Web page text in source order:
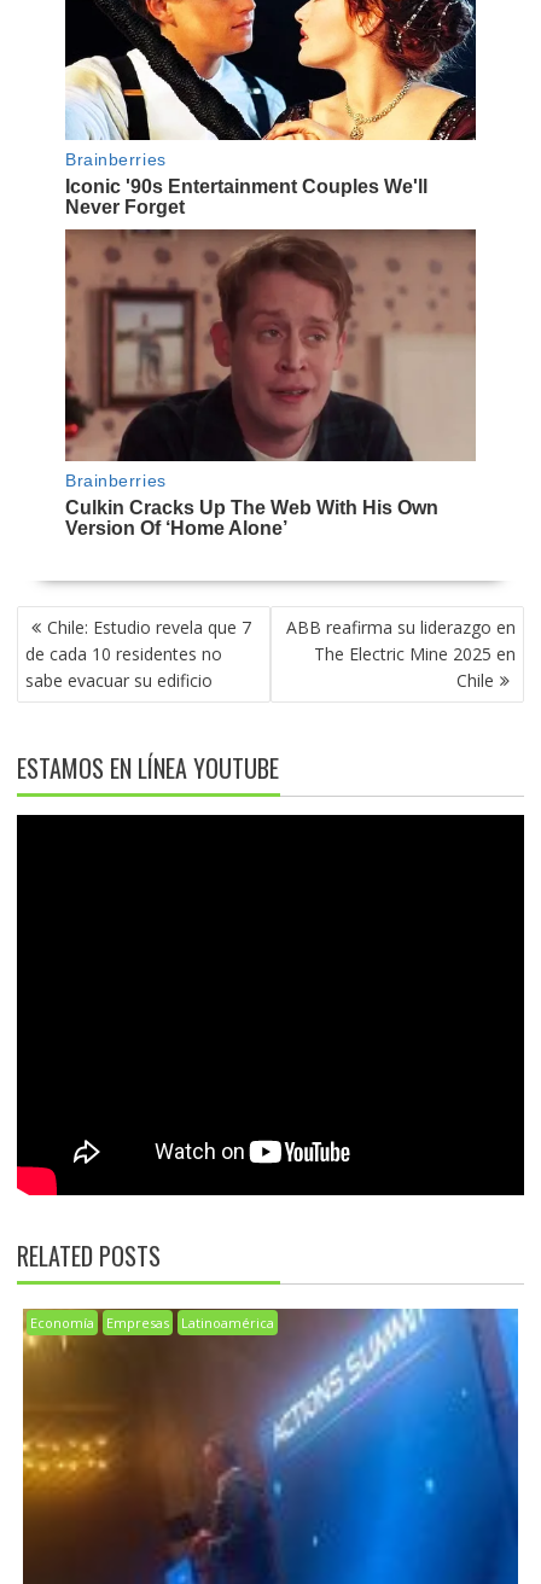
NAVEGACIÓN
DE
ENTRADAS
Chile: Estudio revela que 7
de cada 10 residentes no
sabe evacuar su edificio
ABB reafirma su liderazgo en
The Electric Mine 2025 en
Chile
ESTAMOS EN LÍNEA YOUTUBE
RELATED POSTS
Economía Empresas Latinoamérica